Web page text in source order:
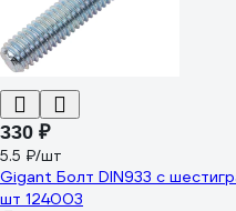
330 ₽
5.5 ₽/шт
Gigant Болт DIN933 с
шт 124003